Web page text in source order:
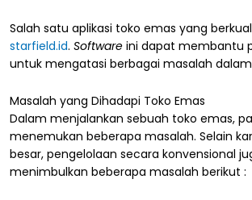
Salah satu aplikasi toko emas yang
starfield.id. Software ini dapat membantu
untuk mengatasi berbagai masalah
Masalah yang Dihadapi Toko Emas
Dalam menjalankan sebuah toko emas,
menemukan beberapa masalah. Selain
besar, pengelolaan secara konvensional
menimbulkan beberapa masalah berikut :